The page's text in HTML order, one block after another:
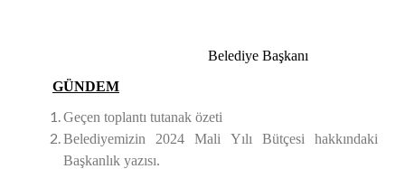
Belediye Başkanı
GÜNDEM
Geçen toplantı tutanak özeti
Belediyemizin 2024 Mali Yılı Bütçesi hakkındaki
Başkanlık yazısı.